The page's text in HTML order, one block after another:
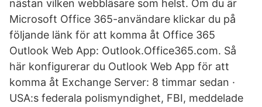
nästan vilken webbläsare som helst. Om du är
Microsoft Office 365-användare klickar du på
följande länk för att komma åt Office 365
Outlook Web App: Outlook.Office365.com. Så
här konfigurerar du Outlook Web App för att
komma åt Exchange Server: 8 timmar sedan ·
USA:s federala polismyndighet, FBI, meddelade